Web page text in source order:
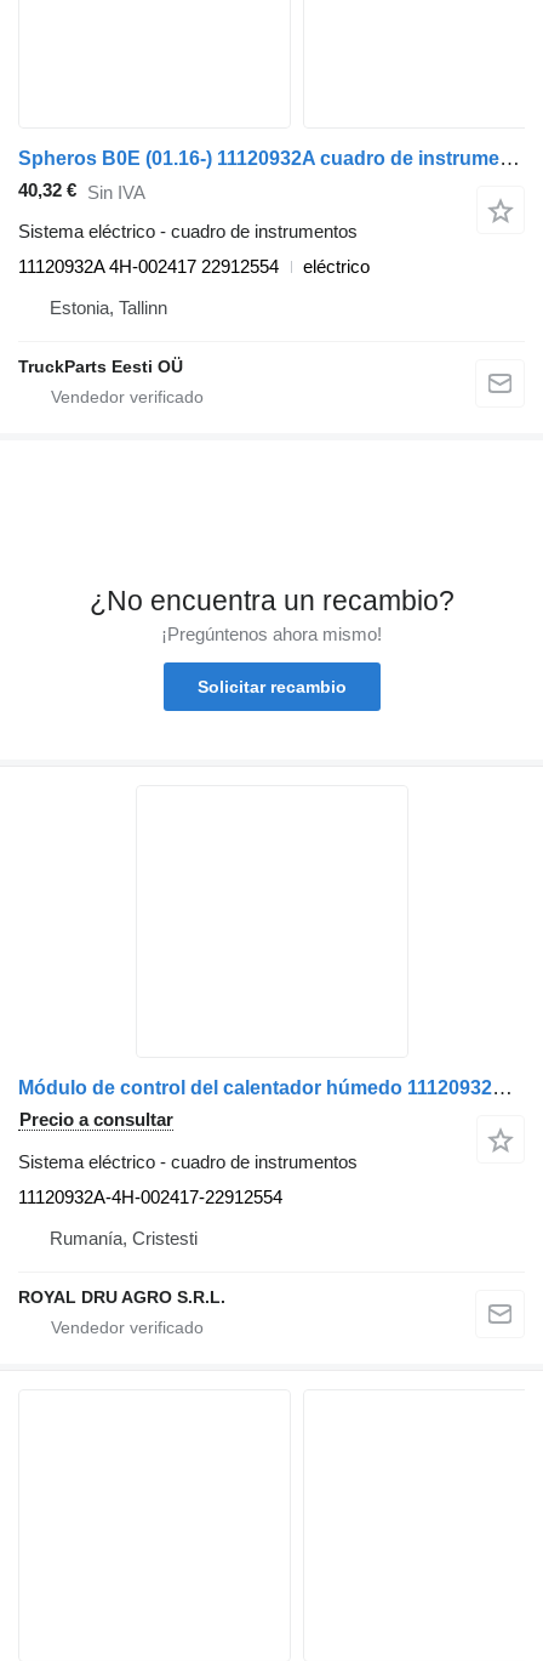
Spheros B0E (01.16-) 11120932A cuadro de instrumentos para Volvo B5LH, B0E (2008-) autobús
40,32 € Sin IVA
Sistema eléctrico - cuadro de instrumentos
11120932A 4H-002417 22912554
eléctrico
Estonia, Tallinn
TruckParts Eesti OÜ
¿No encuentra un recambio?
¡Pregúntenos ahora mismo!
Solicitar recambio
Módulo de control del calentador húmedo 11120932A-4H-002417-22912554 cuadro de instrumentos para Spheros Scania 11120932A 4H-002417-22912554 camión
Precio a consultar
Sistema eléctrico - cuadro de instrumentos
11120932A-4H-002417-22912554
Rumanía, Cristesti
ROYAL DRU AGRO S.R.L.